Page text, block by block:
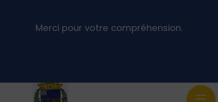
Merci pour votre compréhension.